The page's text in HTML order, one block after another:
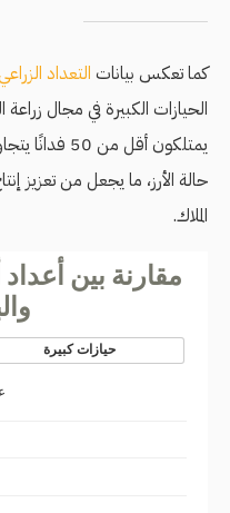
كما تعكس بيانات التعداد
الحيازات الكبيرة في مجال زراعة
حالة الأرز، ما يجعل من تعزيز
الملاك.